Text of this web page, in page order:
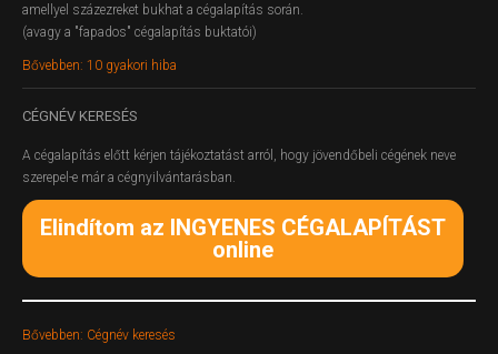
amellyel százezreket bukhat a cégalapítás során.
(avagy a "fapados" cégalapítás buktatói)
Bővebben: 10 gyakori hiba
CÉGNÉV KERESÉS
A cégalapítás előtt kérjen tájékoztatást arról, hogy jövendőbeli cégének neve
szerepel-e már a cégnyilvántarásban.
Elindítom az INGYENES CÉGALAPÍTÁST
online
Bővebben: Cégnév keresés